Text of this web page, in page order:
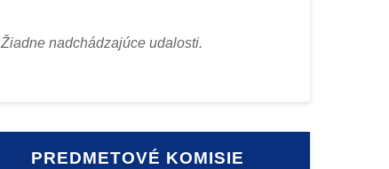
Žiadne nadchádzajúce udalosti.
PREDMETOVÉ KOMISIE